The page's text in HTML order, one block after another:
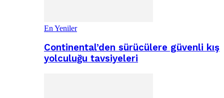
En Yeniler
Continental’den sürücülere güvenli kış
yolculuğu tavsiyeleri